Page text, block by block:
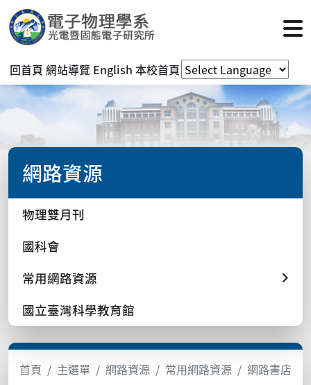
回首頁 網站導覽 English 本校首頁
網路資源
物理雙月刊
國科會
常用網路資源
國立臺灣科學教育館
首頁 主選單 網路資源 常用網路資源 網路書店